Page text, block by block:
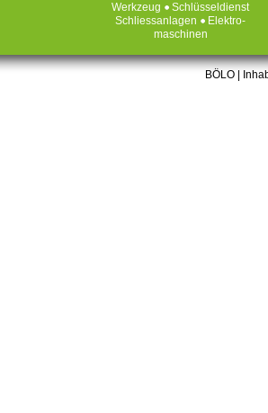
Werkzeug
Schlüsseldienst
Schliessanlagen
Elektro-
maschinen
BÖLO |